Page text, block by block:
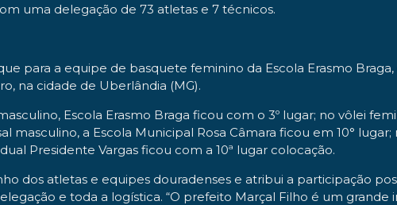
uma delegação de 73 atletas e 7 técnicos.
para a equipe de basquete feminino da Escola Erasmo
na cidade de Uberlândia (MG).
Escola Erasmo Braga ficou com o 3º lugar; no vôlei
masculino, a Escola Municipal Rosa Câmara ficou em 10°
Presidente Vargas ficou com a 10ª lugar colocação.
dos atletas e equipes douradenses e atribui a participação
e toda a logística. “O prefeito Marçal Filho é um